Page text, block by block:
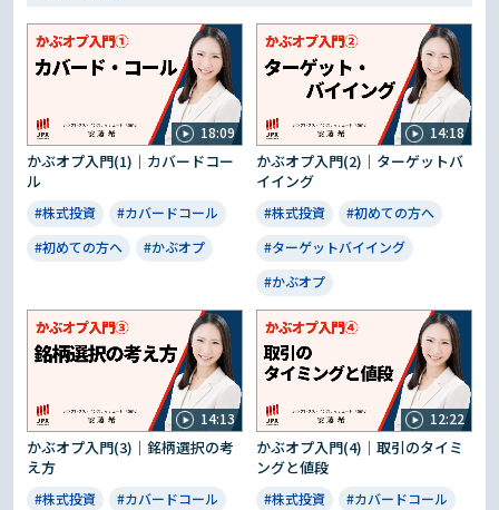
18:09
かぶオプ入門(1)｜カバードコー
ル
#株式投資
#カバードコール
#初めての方へ
#かぶオプ
14:18
かぶオプ入門(2)｜ターゲットバ
イイング
#株式投資
#初めての方へ
#ターゲットバイイング
#かぶオプ
14:13
かぶオプ入門(3)｜銘柄選択の考
え方
#株式投資
#カバードコール
12:22
かぶオプ入門(4)｜取引のタイミ
ングと値段
#株式投資
#カバードコール